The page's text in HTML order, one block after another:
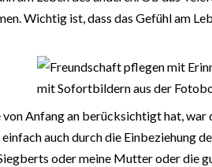
Wichtig ist, dass das Gefühl am
mit Sofortbildern aus der
Anfang an berücksichtigt hat, war
auch durch die Einbeziehung
oder meine Mutter oder die